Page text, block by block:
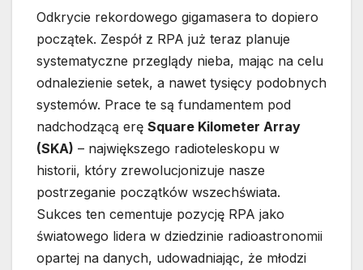
Odkrycie rekordowego gigamasera to dopiero
początek. Zespół z RPA już teraz planuje
systematyczne przeglądy nieba, mając na celu
odnalezienie setek, a nawet tysięcy podobnych
systemów. Prace te są fundamentem pod
nadchodzącą erę Square Kilometer Array
(SKA) – największego radioteleskopu w
historii, który zrewolucjonizuje nasze
postrzeganie początków wszechświata.
Sukces ten cementuje pozycję RPA jako
światowego lidera w dziedzinie radioastronomii
opartej na danych, udowadniając, że młodzi